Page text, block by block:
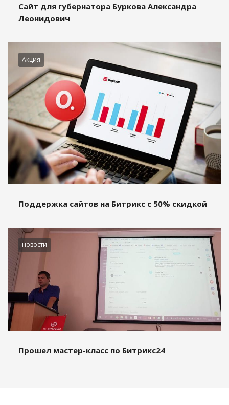
Сайт для губернатора Буркова Александра
Леонидович
Акция
Поддержка сайтов на Битрикс с 50% скидкой
новости
Прошел мастер-класс по Битрикс24